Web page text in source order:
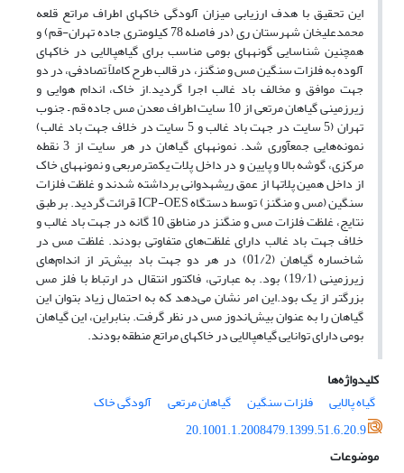
این تحقیق با هدف ارزیابی میزان آلودگی خاک­های اطراف مراتع قلعه
محمد­علی­خان شهرستان ری (در فاصله 78 کیلومتری جاده تهران-قم) و
همچنین شناسایی گونه­های بومی مناسب برای گیاه­­پالایی در خاک­های
آلوده به فلزات سنگین مس و منگنز، در قالب طرح کاملاً تصادفی، در دو
جهت موافق و مخالف باد غالب اجرا گردید.از خاک، اندام هوایی و
زیرزمینی گیاهان مرتعی از 10 سایت اطراف معدن مس جاده قم – جنوب
تهران (5 سایت در جهت باد غالب و 5 سایت در خلاف جهت باد غالب)
نمونه‌هایی جمع­آوری شد. نمونه­های گیاهان در هر سایت از 3 نقطه
مرکزی، گوشه بالا و پایین و در داخل پلات یک­متر­مربعی و نمونه­های خاک
از داخل همین پلات­ها از عمق ریشه­دوانی برداشته شدند و غلظت فلزات
سنگین (مس و منگنز) توسط دستگاه ICP-OES قرائت گردید. بر طبق
نتایج، غلظت فلزات مس و منگنز در مناطق 10 گانه در جهت باد غالب و
خلاف جهت باد غالب دارای ‌غلظت‌های متفاوتی بودند. غلظت مس در
شاخساره گیاهان (01/2) در هر دو جهت باد بیش‌تر از اندام‌های
زیرزمینی (19/1) بود. به عبارتی، فاکتور انتقال در ارتباط با فلز مس
بزرگتر از یک بود.این امر نشان می‌دهد که به احتمال زیاد بتوان این
گیاهان را به عنوان بیش‌اندوز مس در نظر گرفت. بنابراین، این گیاهان
بومی دارای توانایی گیاه­پالایی در خاک­های مراتع منطقه بودند.
کلیدواژه‌ها
گیاه پالایی
فلزات سنگین گیاهان مرتعی
آلودگی خاک
20.1001.1.2008479.1399.51.6.20.9
موضوعات